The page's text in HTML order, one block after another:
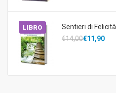
LIBRO
Sentieri di Felicità
€14,00€11,90